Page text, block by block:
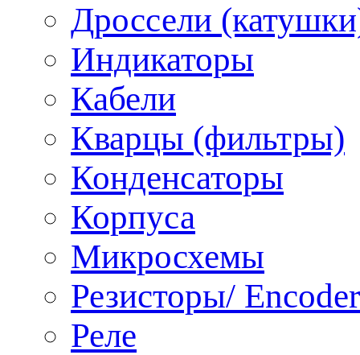
Дроссели
Индикаторы
Кабели
Кварцы (фильтры)
Конденсаторы
Корпуса
Микросхемы
Резисторы/ Encoder
Реле